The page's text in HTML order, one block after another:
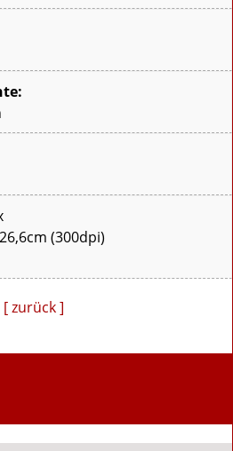
(300dpi)
[ zurück ]